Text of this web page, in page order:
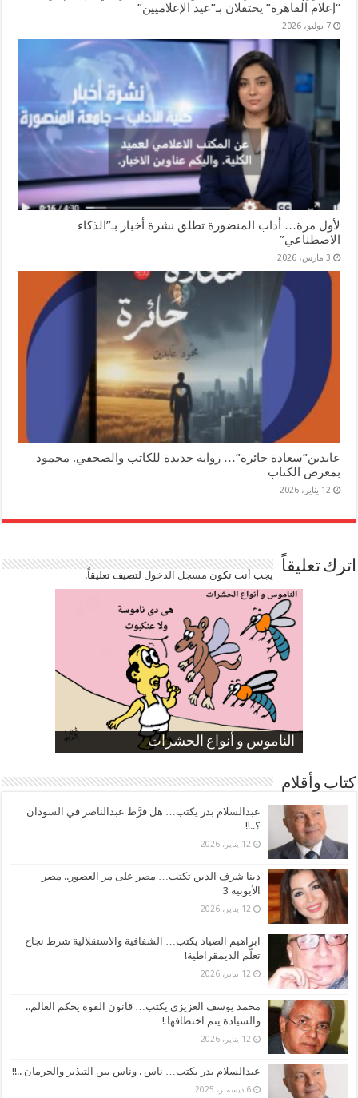
“إعلام القاهرة” يحتفلان بـ”عيد الإعلاميين”
7 يوليو، 2026
لأول مرة… أداب المنضورة تطلق نشرة أخبار بـ”الذكاء
الاصطناعي”
3 مارس، 2026
عابدين”سعادة حائرة”… رواية جديدة للكاتب والصحفي. محمود
بمعرض الكتاب
12 يناير، 2026
اترك تعليقاً يجب أنت تكون مسجل الدخوللتضيف تعليقاً.
الناموس و أنواع الحشرات
الموظفين بعد ارتفاع الأسعار
ارتفاع نسبة الطلاق في مصر
صورة كاركاتيرية
صورة كاركاتيرية
كتاب وأقلام
عبدالسلام بدر يكتب… هل فرَّط عبدالناصر في السودان
؟..!!
12 يناير، 2026
دينا شرف الدين تكتب… مصر على مر العصور.. مصر
الأيوبية 3
12 يناير، 2026
ابراهيم الصياد يكتب… الشفافية والاستقلالية شرط نجاح
تعلُّم الديمقراطية!
12 يناير، 2026
محمد يوسف العزيزي يكتب… قانون القوة يحكم العالم..
والسيادة يتم اختطافها !
12 يناير، 2026
عبدالسلام بدر يكتب… ناس . وناس بين التبذير والحرمان ..!!
6 ديسمبر، 2025